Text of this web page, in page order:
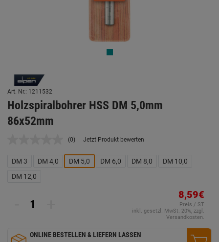
Art. Nr.: 1211532
Holzspiralbohrer HSS DM 5,0mm
86x52mm
Kein
Link
auf
(0) Jetzt Produkt bewerten
DM 3 DM 4,0 DM 5,0 DM 6,0 DM 8,0
DM 10,0
DM 12,0
8,59€
Preis / ST
inkl. gesetzl. MwSt. 20%, zzgl.
Versandkosten.
ONLINE BESTELLEN & LIEFERN LASSEN